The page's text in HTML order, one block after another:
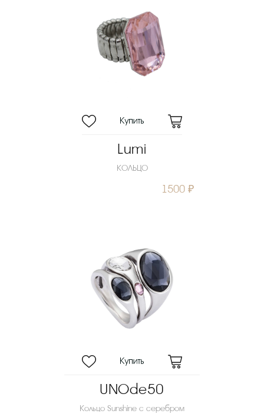
Lumi
КОЛЬЦО
1500 ₽
UNOde50
Кольцо Sunshine с серебром